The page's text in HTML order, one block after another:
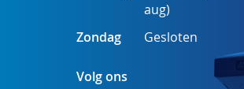
aug)
Zondag
Gesloten
Volg ons